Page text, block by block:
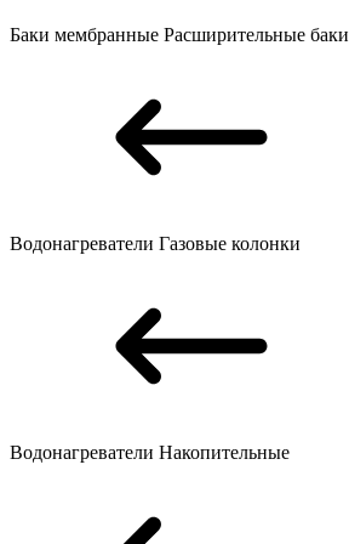
Баки мембранные Расширительные баки
Водонагреватели Газовые колонки
Водонагреватели Накопительные